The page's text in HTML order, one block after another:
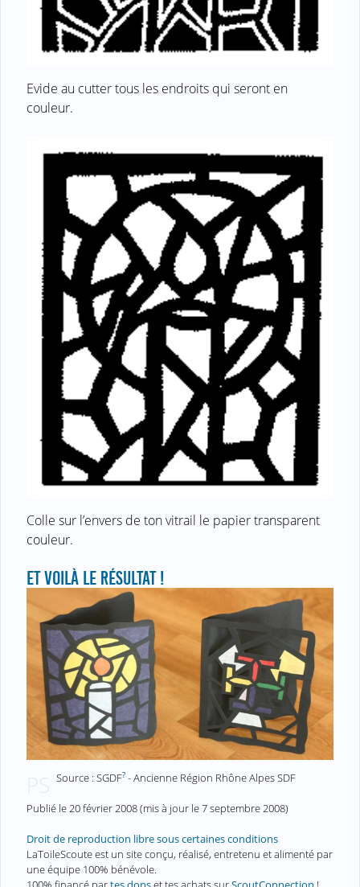
Evide au cutter tous les endroits qui seront en
couleur.
Colle sur l’envers de ton vitrail le papier transparent
couleur.
ET VOILÀ LE RÉSULTAT !
PS Source : SGDF?- Ancienne Région Rhône Alpes SDF
Publié le20 février 2008(mis à jour le7 septembre 2008)
Droit de reproduction libre sous certaines conditions
LaToileScoute est un site conçu, réalisé, entretenu et alimenté par
une équipe 100% bénévole.